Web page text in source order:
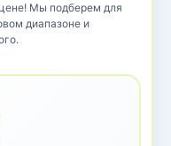
Мы подберем для
диапазоне и